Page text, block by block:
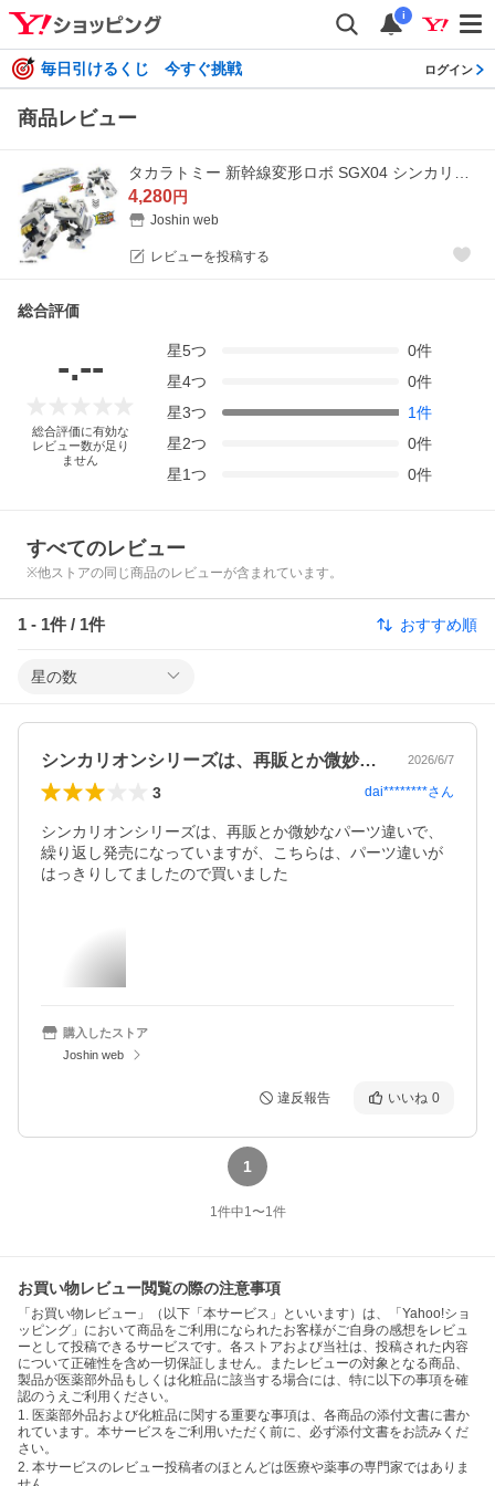
i
毎日引けるくじ 今すぐ挑戦 ログイン
商品レビュー
4,280円
Joshin web
レビューを投稿する
総合評価
-.--
総合評価に有効な
レビュー数が足り
ません
星5つ 0件
星4つ 0件
星3つ 1件
星2つ 0件
星1つ 0件
すべてのレビュー
※他ストアの同じ商品のレビューが含まれています。
1 - 1件 / 1件 おすすめ順
星の数
シンカリオンシリーズは、再販とか微妙な… 2026/6/7
3 dai********さん
シンカリオンシリーズは、再販とか微妙なパーツ違いで、
繰り返し発売になっていますが、こちらは、パーツ違いが
はっきりしてましたので買いました
購入したストア
Joshin web
違反報告 いいね 0
1
1件中1〜1件
お買い物レビュー閲覧の際の注意事項
「お買い物レビュー」（以下「本サービス」といいます）は、「Yahoo!ショ
ッピング」において商品をご利用になられたお客様がご自身の感想をレビュ
ーとして投稿できるサービスです。各ストアおよび当社は、投稿された内容
について正確性を含め一切保証しません。またレビューの対象となる商品、
製品が医薬部外品もしくは化粧品に該当する場合には、特に以下の事項を確
認のうえご利用ください。
1. 医薬部外品および化粧品に関する重要な事項は、各商品の添付文書に書か
れています。本サービスをご利用いただく前に、必ず添付文書をお読みくだ
さい。
2. 本サービスのレビュー投稿者のほとんどは医療や薬事の専門家ではありま